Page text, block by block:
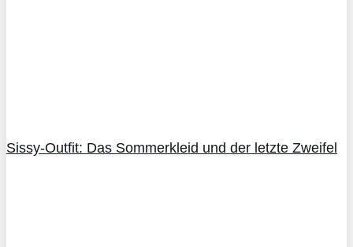
Sissy-Outfit: Das Sommerkleid und der letzte Zweifel